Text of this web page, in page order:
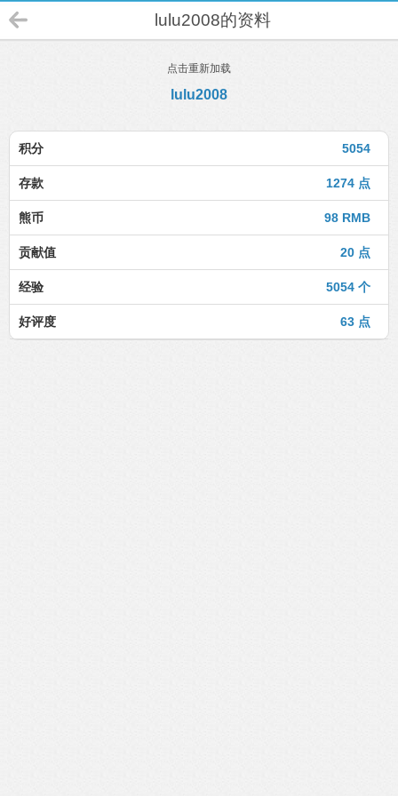
lulu2008的资料
点击重新加载
lulu2008
5054
积分
1274 点
存款
98 RMB
熊币
20 点
贡献值
5054 个
经验
63 点
好评度